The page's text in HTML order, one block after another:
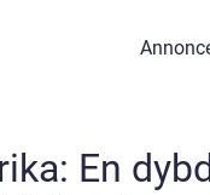
En